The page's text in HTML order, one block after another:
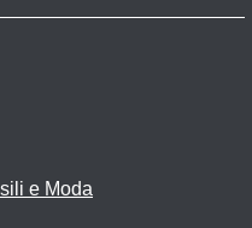
e Moda